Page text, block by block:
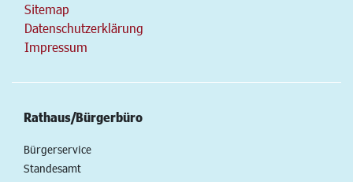
Sitemap
Datenschutzerklärung
Impressum
Rathaus/Bürgerbüro
Bürgerservice
Standesamt